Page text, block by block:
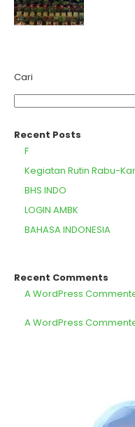
Cari
Recent Posts
F
Kegiatan Rutin Rabu-
BHS INDO
LOGIN AMBK
BAHASA INDONESIA
Recent Comments
A WordPress
A WordPress